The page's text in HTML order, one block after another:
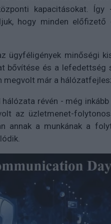
kapacitásokat. Így
hogy minden előfizető
minőségi
bővítése és a lefedettség
megvolt már a
révén - még
az üzletmenet-
annak a munkának a